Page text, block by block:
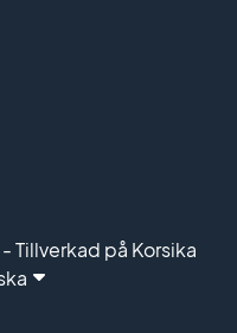
Tillverkad på Korsika